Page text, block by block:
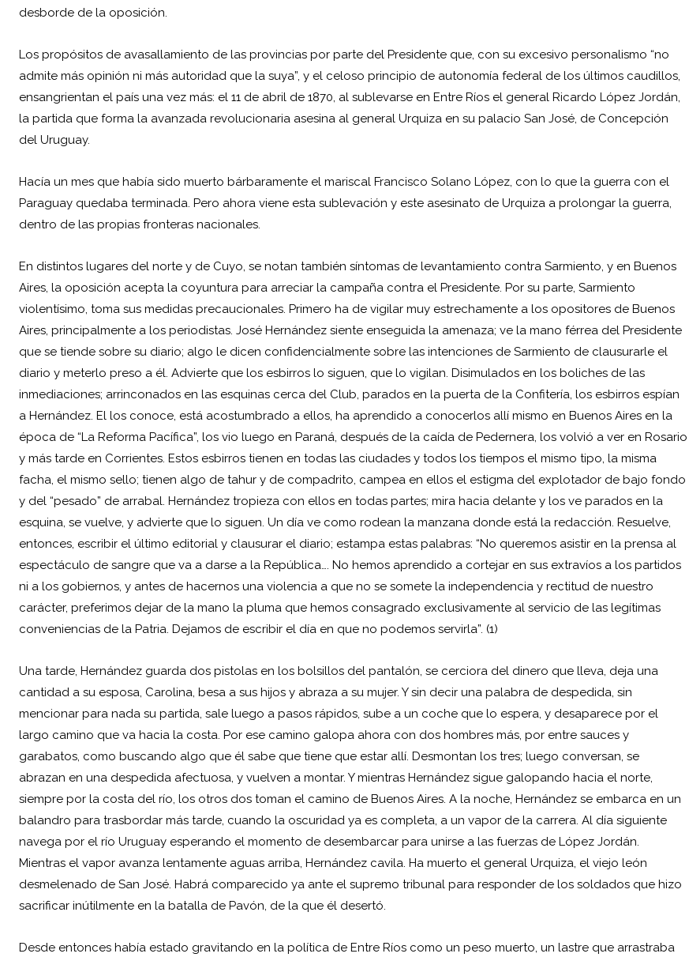
desborde de la oposición.
Los propósitos de avasallamiento de las provincias por parte del Presidente que, con su excesivo personalismo “no
admite más opinión ni más autoridad que la suya”, y el celoso principio de autonomía federal de los últimos caudillos,
ensangrientan el país una vez más: el 11 de abril de 1870, al sublevarse en Entre Ríos el general Ricardo López Jordán,
la partida que forma la avanzada revolucionaria asesina al general Urquiza en su palacio San José, de Concepción
del Uruguay.
Hacía un mes que había sido muerto bárbaramente el mariscal Francisco Solano López, con lo que la guerra con el
Paraguay quedaba terminada. Pero ahora viene esta sublevación y este asesinato de Urquiza a prolongar la guerra,
dentro de las propias fronteras nacionales.
En distintos lugares del norte y de Cuyo, se notan también síntomas de levantamiento contra Sarmiento, y en Buenos
Aires, la oposición acepta la coyuntura para arreciar la campaña contra el Presidente. Por su parte, Sarmiento
violentísimo, toma sus medidas precaucionales. Primero ha de vigilar muy estrechamente a los opositores de Buenos
Aires, principalmente a los periodistas. José Hernández siente enseguida la amenaza; ve la mano férrea del Presidente
que se tiende sobre su diario; algo le dicen confidencialmente sobre las intenciones de Sarmiento de clausurarle el
diario y meterlo preso a él. Advierte que los esbirros lo siguen, que lo vigilan. Disimulados en los boliches de las
inmediaciones; arrinconados en las esquinas cerca del Club, parados en la puerta de la Confitería, los esbirros espían
a Hernández. El los conoce, está acostumbrado a ellos, ha aprendido a conocerlos allí mismo en Buenos Aires en la
época de “La Reforma Pacífica”, los vio luego en Paraná, después de la caída de Pedernera, los volvió a ver en Rosario
y más tarde en Corrientes. Estos esbirros tienen en todas las ciudades y todos los tiempos el mismo tipo, la misma
facha, el mismo sello; tienen algo de tahur y de compadrito, campea en ellos el estigma del explotador de bajo fondo
y del “pesado” de arrabal. Hernández tropieza con ellos en todas partes; mira hacia delante y los ve parados en la
esquina, se vuelve, y advierte que lo siguen. Un día ve como rodean la manzana donde está la redacción. Resuelve,
entonces, escribir el último editorial y clausurar el diario; estampa estas palabras: “No queremos asistir en la prensa al
espectáculo de sangre que va a darse a la República…. No hemos aprendido a cortejar en sus extravíos a los partidos
ni a los gobiernos, y antes de hacernos una violencia a que no se somete la independencia y rectitud de nuestro
carácter, preferimos dejar de la mano la pluma que hemos consagrado exclusivamente al servicio de las legítimas
conveniencias de la Patria. Dejamos de escribir el día en que no podemos servirla”. (1)
Una tarde, Hernández guarda dos pistolas en los bolsillos del pantalón, se cerciora del dinero que lleva, deja una
cantidad a su esposa, Carolina, besa a sus hijos y abraza a su mujer. Y sin decir una palabra de despedida, sin
mencionar para nada su partida, sale luego a pasos rápidos, sube a un coche que lo espera, y desaparece por el
largo camino que va hacia la costa. Por ese camino galopa ahora con dos hombres más, por entre sauces y
garabatos, como buscando algo que él sabe que tiene que estar allí. Desmontan los tres; luego conversan, se
abrazan en una despedida afectuosa, y vuelven a montar. Y mientras Hernández sigue galopando hacia el norte,
siempre por la costa del río, los otros dos toman el camino de Buenos Aires. A la noche, Hernández se embarca en un
balandro para trasbordar más tarde, cuando la oscuridad ya es completa, a un vapor de la carrera. Al día siguiente
navega por el río Uruguay esperando el momento de desembarcar para unirse a las fuerzas de López Jordán.
Mientras el vapor avanza lentamente aguas arriba, Hernández cavila. Ha muerto el general Urquiza, el viejo león
desmelenado de San José. Habrá comparecido ya ante el supremo tribunal para responder de los soldados que hizo
sacrificar inútilmente en la batalla de Pavón, de la que él desertó.
Desde entonces había estado gravitando en la política de Entre Ríos como un peso muerto, un lastre que arrastraba